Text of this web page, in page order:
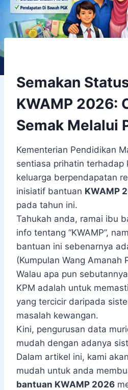
Semakan
KWAMP 2026:
Semak Melalui
Kementerian Pendidikan
sentiasa prihatin terhadap
keluarga berpendapatan
inisiatif bantuan KWAMP
pada tahun ini.
Tahukah anda, ramai ibu
info tentang “KWAMP”,
bantuan ini sebenarnya
(Kumpulan Wang Amanah
Walau apa pun
KPM adalah untuk
yang tercicir daripada
masalah kewangan.
Kini, pengurusan data
mudah dengan adanya
Dalam artikel ini, kami
mudah untuk anda
bantuan KWAMP 2026